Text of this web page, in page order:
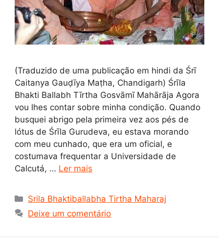
(Traduzido de uma publicação em hindi da Śrī
Caitanya Gauḍīya Maṭha, Chandigarh) Śrīla
Bhakti Ballabh Tīrtha Gosvāmī Mahārāja Agora
vou lhes contar sobre minha condição. Quando
busquei abrigo pela primeira vez aos pés de
lótus de Śrīla Gurudeva, eu estava morando
com meu cunhado, que era um oficial, e
costumava frequentar a Universidade de
Calcutá, … Ler mais
Categorias
Srila Bhaktiballabha Tirtha Maharaj
Deixe um comentário